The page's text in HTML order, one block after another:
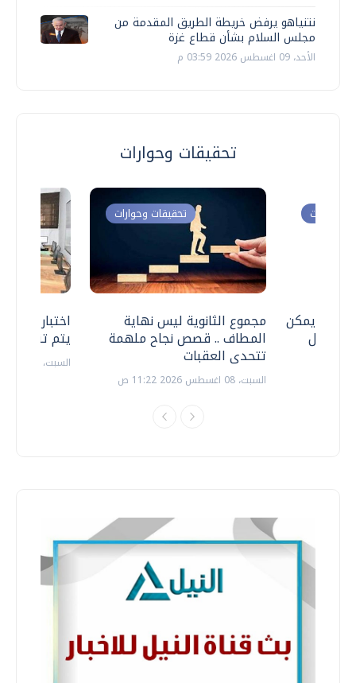
نتنياهو يرفض خريطة الطريق المقدمة من
مجلس السلام بشأن قطاع غزة
الأحد، 09 اغسطس 2026 03:59 م
تحقيقات وحوارات
اختبارات
يتم
السبت، 18 يوليو 2026 09:22 ص
تحقيقات وحوارات
مجموع الثانوية ليس نهاية
المطاف .. قصص نجاح ملهمة
تتحدى العقبات
السبت، 08 اغسطس 2026 11:22 ص
وحوارات
.. هل يمكن
نتعامل